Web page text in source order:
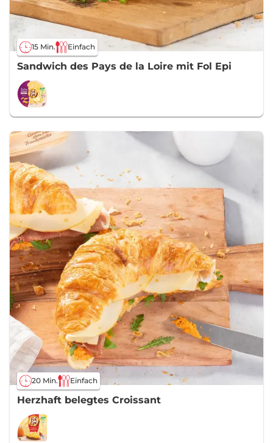
15 Min. Einfach
Sandwich des Pays de la Loire mit Fol Epi
20 Min. Einfach
Herzhaft belegtes Croissant